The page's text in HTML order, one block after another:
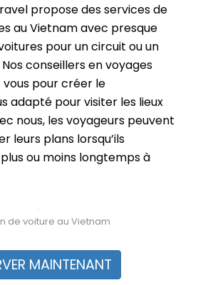
propose des services de
au Vietnam avec presque
pour un circuit ou un
conseillers en voyages
pour créer le
adapté pour visiter les lieux
nous, les voyageurs peuvent
leurs plans lorsqu’ils
ou moins longtemps à
de voiture au Vietnam
MAINTENANT